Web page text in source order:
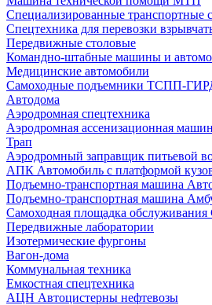
Специализированные транспортные
Спецтехника для перевозки
Передвижные столовые
Командно-штабные машины и
Медицинские автомобили
Самоходные подъемники ТСПП-
Автодома
Аэродромная спецтехника
Аэродромная ассенизационная
Трап
Аэродромный заправщик питьевой
АПК Автомобиль с платформой
Подъемно-транспортная машина
Подъемно-транспортная машина
Самоходная площадка
Передвижные лаборатории
Изотермические фургоны
Вагон-дома
Коммунальная техника
Емкостная спецтехника
АЦН Автоцистерны нефтевозы